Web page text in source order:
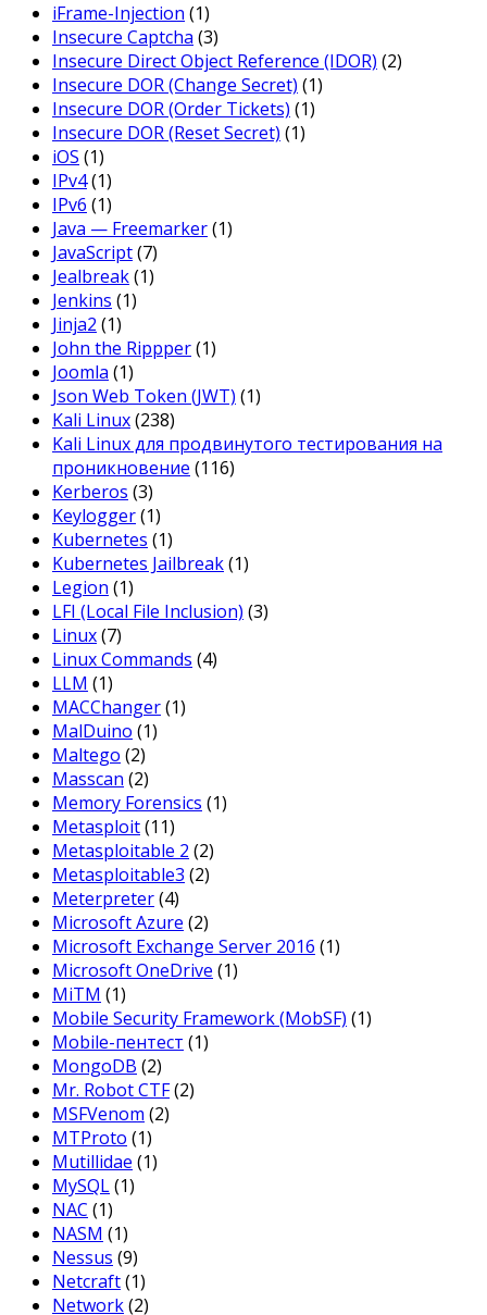
iFrame-Injection (1)
Insecure Captcha (3)
Insecure Direct Object Reference (IDOR) (2)
Insecure DOR (Change Secret) (1)
Insecure DOR (Order Tickets) (1)
Insecure DOR (Reset Secret) (1)
iOS (1)
IPv4(1)
IPv6 (1)
Java — Freemarker(1)
JavaScript(7)
Jealbreak(1)
Jenkins (1)
Jinja2 (1)
John the Rippper(1)
Joomla (1)
Json Web Token (JWT) (1)
Kali Linux(238)
Kali Linux для продвинутого тестирования на
проникновение (116)
Kerberos (3)
Keylogger(1)
Kubernetes (1)
Kubernetes Jailbreak(1)
Legion (1)
LFI (Local File Inclusion) (3)
Linux(7)
Linux Commands (4)
LLM (1)
MACChanger(1)
MalDuino (1)
Maltego (2)
Masscan (2)
Memory Forensics (1)
Metasploit(11)
Metasploitable 2 (2)
Metasploitable3 (2)
Meterpreter(4)
Microsoft Azure (2)
Microsoft Exchange Server 2016 (1)
Microsoft OneDrive (1)
MiTM (1)
Mobile Security Framework (MobSF) (1)
Mobile-пентест (1)
MongoDB (2)
Mr. Robot CTF(2)
MSFVenom (2)
MTProto (1)
Mutillidae (1)
MySQL(1)
NAC (1)
NASM (1)
Nessus (9)
Netcraft(1)
Network(2)